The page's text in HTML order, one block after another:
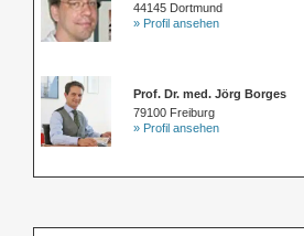
44145 Dortmund
» Profil ansehen
Prof. Dr. med. Jörg Borges
79100 Freiburg
» Profil ansehen